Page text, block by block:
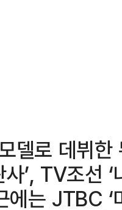
델로 데뷔한
’, TV조선 ‘
는 JTBC ‘